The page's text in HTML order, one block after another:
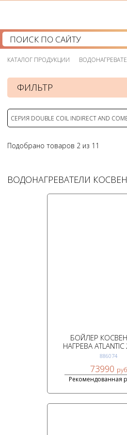
КАТАЛОГ ПРОДУКЦИИ
ФИЛЬТР
СЕРИЯ DOUBLE COIL INDIRECT AND
Подобрано товаров 2 из 11
ВОДОНАГРЕВАТЕЛИ
БОЙЛЕР
НАГРЕВА
886074
73990 руб
Рекомендованная